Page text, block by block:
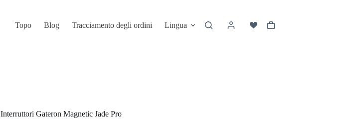
Topo Blog Tracciamento degli ordini Lingua
Interruttori Gateron Magnetic Jade Pro